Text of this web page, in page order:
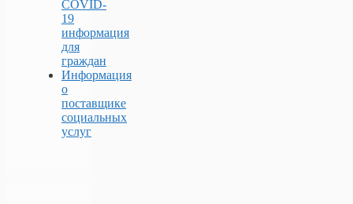
COVID-
19
информация
для
граждан
Информация
о
поставщике
социальных
услуг